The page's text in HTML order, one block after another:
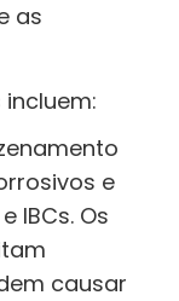
as
e
IBCs. Os
causar